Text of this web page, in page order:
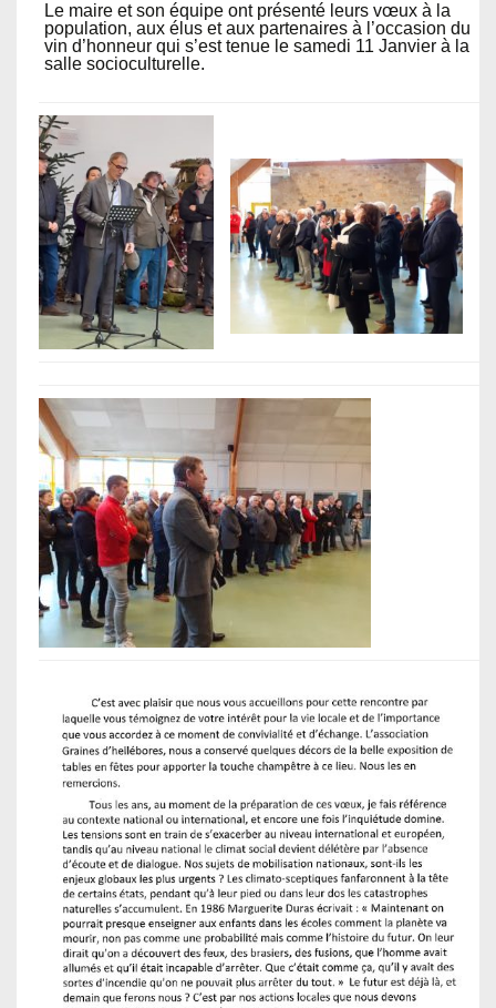
Le maire et son équipe ont présenté leurs vœux à la
population, aux élus et aux partenaires à l’occasion du
vin d’honneur qui s’est tenue le samedi 11 Janvier à la
salle socioculturelle.